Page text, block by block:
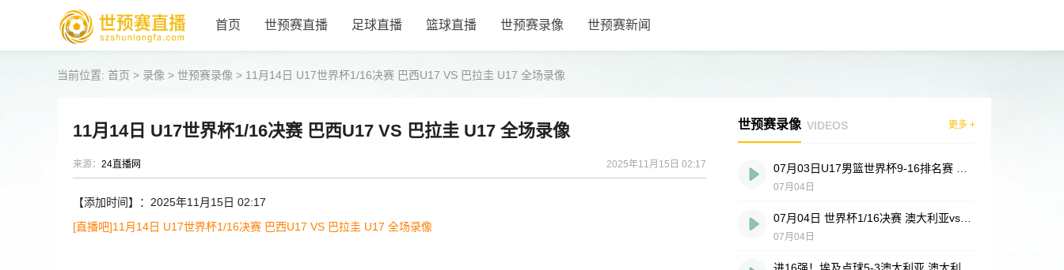
首页 世预赛直播 足球直播 篮球直播 世预赛录像 世预赛新闻
当前位置: 首页 > 录像 > 世预赛录像 > 11月14日 U17世界杯1/16决赛 巴西U17 VS 巴拉圭 U17 全场录像
11月14日 U17世界杯1/16决赛 巴西U17 VS 巴拉圭 U17 全场录像
来源： 24直播网 2025年11月15日 02:17
【添加时间】：2025年11月15日 02:17
[直播吧]11月14日 U17世界杯1/16决赛 巴西U17 VS 巴拉圭 U17 全场录像
世预赛录像 VIDEOS 更多 +
07月04日
07月04日